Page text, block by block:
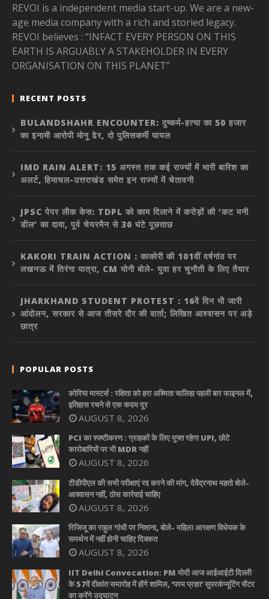
REVOI is a independent media start-up. We are a new-
age media company with a rich and storied legacy.
REVOI believes : “INFACT EVERY PERSON ON THIS
EARTH IS ARGUABLY A STAKEHOLDER IN EVERY
ORGANISATION ON THIS PLANET”
RECENT POSTS
BULANDSHAHR ENCOUNTER: दुष्कर्म-हत्या का 50 हजार
का इनामी आरोपी मोनू ढेर, दो पुलिसकर्मी घायल
IMD RAIN ALERT: 15 अगस्त तक कई राज्यों में भारी बारिश का
अलर्ट, हिमाचल-उत्तराखंड समेत इन राज्यों में चेतावनी
JPSC पेपर लीक केस: TDPL को काम दिलाने में करोड़ों की ‘कट मनी
डील’ का दावा, पूर्व चेयरमैन से 30 घंटे पूछताछ
KAKORI TRAIN ACTION : काकोरी की 101वीं वर्षगांठ पर
लखनऊ में तिरंगा यात्रा, CM योगी बोले- युवा हर चुनौती के लिए तैयार
JHARKHAND STUDENT PROTEST : 16वें दिन भी जारी
आंदोलन, सरकार से आज तीसरे दौर की वार्ता; लिखित आश्वासन पर अड़े
छात्र
POPULAR POSTS
कोरिया मास्टर्स : रक्षिता को हरा अश्मिता चालिहा पहली बार फाइनल में,
इतिहास रचने से एक कदम दूर
AUGUST 8, 2026
PCI का स्पष्टीकरण : ग्राहकों के लिए मुफ्त रहेगा UPI, छोटे
कारोबारियों पर भी MDR नहीं
AUGUST 8, 2026
टीडीपीएल की सभी परीक्षाएं रद्द करने की मांग, देवेंद्रनाथ महतो बोले-
आश्वासन नहीं, ठोस कार्रवाई चाहिए
AUGUST 8, 2026
रिजिजू का राहुल गांधी पर निशाना, बोले- महिला आरक्षण विधेयक के
समर्थन में नहीं होनी चाहिए दिक्कत
AUGUST 8, 2026
IIT Delhi Convocation: PM मोदी आज आईआईटी दिल्ली
के 57वें दीक्षांत समारोह में होंगे शामिल, ‘परम प्रज्ञा’ सुपरकंप्यूटिंग सेंटर
का करेंगे उद्घाटन